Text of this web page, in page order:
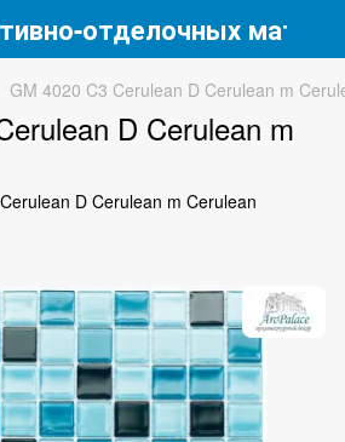
отделочных
GM 4020 C3 Cerulean D Cerulean m
D Cerulean m
D Cerulean m Cerulean